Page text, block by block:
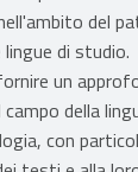
del
di studio.
un
della
con